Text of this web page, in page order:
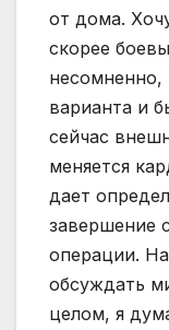
от дома.
скорее
несомненно,
варианта и
сейчас
меняется
дает
завершение
операции.
обсуждать
целом, я